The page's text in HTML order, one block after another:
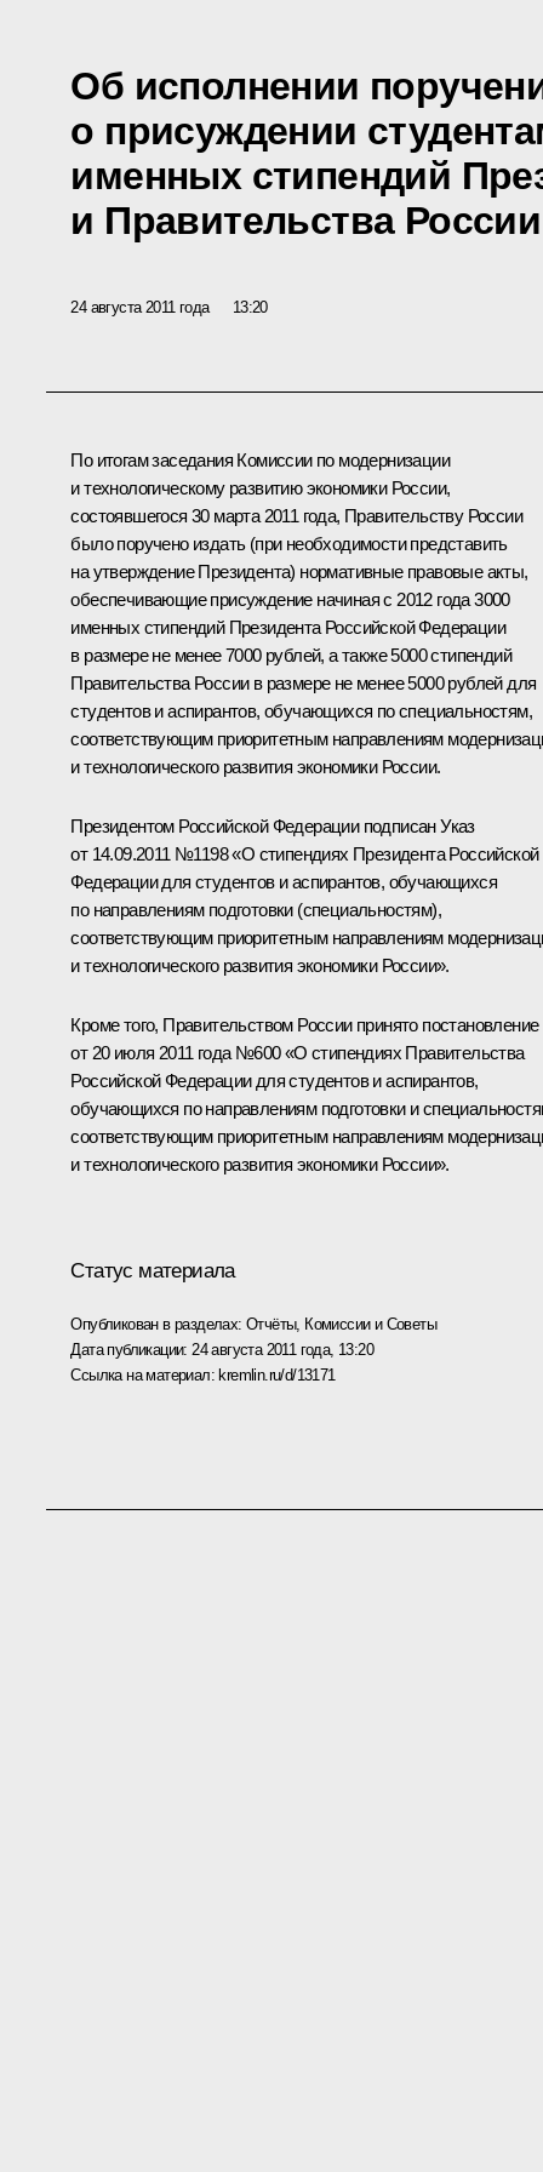
Об исполнении
о присуждении
именных стипендий
и Правительства России
24 августа 2011 года 13:20
По итогамзаседания Комиссии по модернизации
и технологическому развитию экономики России,
состоявшегося 30 марта 2011 года, Правительству России
было поручено издать (при необходимости представить
на утверждение Президента) нормативные правовые акты,
обеспечивающие присуждение начиная с 2012 года 3000
именных стипендий Президента Российской Федерации
в размере не менее 7000 рублей, а также 5000 стипендий
Правительства России в размере не менее 5000 рублей для
студентов и аспирантов, обучающихся по специальностям,
соответствующим приоритетным направлениям
и технологического развития экономики России.
Президентом Российской Федерации подписан Указ
от 14.09.2011 №1198 «О стипендиях Президента Российской
Федерации для студентов и аспирантов, обучающихся
по направлениям подготовки (специальностям),
соответствующим приоритетным направлениям
и технологического развития экономики России».
Кроме того, Правительством России принято постановление
от 20 июля 2011 года №600 «О стипендиях Правительства
Российской Федерации для студентов и аспирантов,
обучающихся по направлениям подготовки и
соответствующим приоритетным направлениям
и технологического развития экономики России».
Статус материала
Опубликован в разделах: Отчёты, Комиссии и Советы
Дата публикации: 24 августа 2011 года, 13:20
Ссылка на материал:kremlin.ru/d/13171